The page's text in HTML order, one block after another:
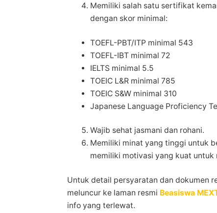
Memiliki salah satu sertifikat
dengan skor minimal:
TOEFL-PBT/ITP minimal 543
TOEFL-IBT minimal 72
IELTS minimal 5.5
TOEIC L&R minimal 785
TOEIC S&W minimal 310
Japanese Language Proficiency
Wajib sehat jasmani dan rohani.
Memiliki minat yang tinggi untuk
memiliki motivasi yang kuat
Untuk detail persyaratan dan dokumen
meluncur ke laman resmi Beasiswa
info yang terlewat.